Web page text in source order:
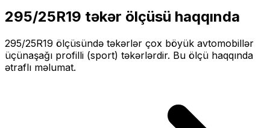
295/25R19 təkər ölçüsü haqqında
295/25R19 ölçüsündə təkərlər çox böyük avtomobillər
üçünaşağı profilli (sport) təkərlərdir. Bu ölçü haqqında
ətraflı məlumat.